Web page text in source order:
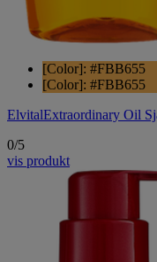
[Color]: #FBB655
[Color]: #FBB655
ElvitalExtraordinary Oil
0/5
vis produkt